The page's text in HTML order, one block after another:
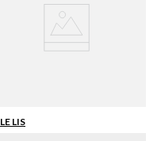
LE LIS